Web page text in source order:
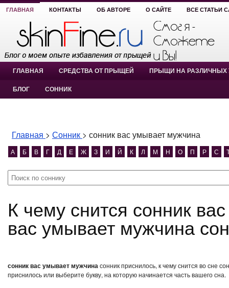
ГЛАВНАЯ КОНТАКТЫ ОБ АВТОРЕ О САЙТЕ ВСЕ СТАТЬИ
ГЛАВНАЯ СРЕДСТВА ОТ ПРЫЩЕЙ ПРЫЩИ НА РАЗЛИЧНЫХ
БЛОГ СОННИК
Главная > Сонник > сонник вас умывает мужчина
А Б В Г Д Е Ж З И Й К Л М Н О П Р С
К чему снится сонник вас умывает мужчина? сонник
вас умывает мужчина
сонник вас умывает мужчинасонник приснилось, к чему снится во сне
приснилось или выберите букву, на которую начинается часть вашего сна.